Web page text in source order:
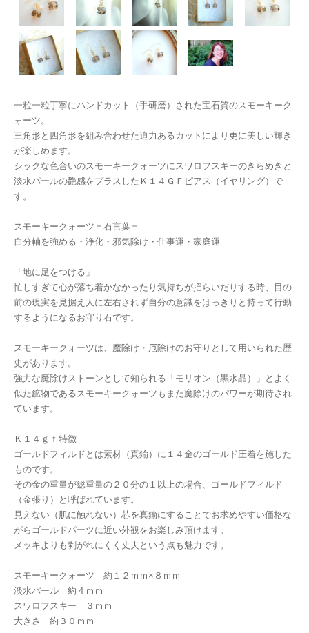
一粒一粒丁寧にハンドカット（手研磨）された宝石質のスモーキーク
ォーツ。
三角形と四角形を組み合わせた迫力あるカットにより更に美しい輝き
が楽しめます。
シックな色合いのスモーキークォーツにスワロフスキーのきらめきと
淡水パールの艶感をプラスしたＫ１４ＧＦピアス（イヤリング）で
す。
スモーキークォーツ＝石言葉＝
自分軸を強める・浄化・邪気除け・仕事運・家庭運
「地に足をつける」
忙しすぎて心が落ち着かなかったり気持ちが揺らいだりする時、目の
前の現実を見据え人に左右されず自分の意識をはっきりと持って行動
するようになるお守り石です。
スモーキークォーツは、魔除け・厄除けのお守りとして用いられた歴
史があります。
強力な魔除けストーンとして知られる「モリオン（黒水晶）」とよく
似た鉱物であるスモーキークォーツもまた魔除けのパワーが期待され
ています。
Ｋ１４ｇｆ特徴
ゴールドフィルドとは素材（真鍮）に１４金のゴールド圧着を施した
ものです。
その金の重量が総重量の２０分の１以上の場合、ゴールドフィルド
（金張り）と呼ばれています。
見えない（肌に触れない）芯を真鍮にすることでお求めやすい価格な
がらゴールドパーツに近い外観をお楽しみ頂けます。
メッキよりも剥がれにくく丈夫という点も魅力です。
スモーキークォーツ 約１２ｍｍ×８ｍｍ
淡水パール 約４ｍｍ
スワロフスキー ３ｍｍ
大きさ 約３０ｍｍ